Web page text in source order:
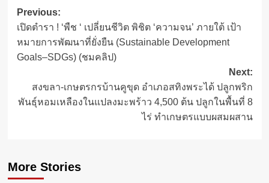
Post
navigation
Previous:
เปิดตำรา ! ‘พืช ‘ เปลี่ยนชีวิต พิชิต ‘ความจน’ ภายใต้ เป้า
หมายการพัฒนาที่ยั่งยืน (Sustainable Development
Goals–SDGs) (ชมคลิป)
Next:
สงขลา-เกษตรกรบ้านคูขุด อำเภอสทิงพระได้ ปลูกพริก
พันธุ์หอมเหลืองในแปลงมะพร้าว 4,500 ต้น ปลูกในพื้นที่ 8
ไร่ ทำเกษตรแบบผสมผสาน
More Stories